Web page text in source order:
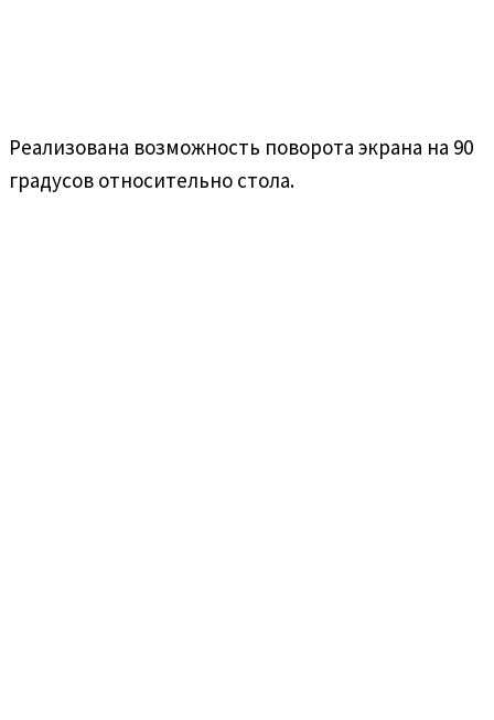
Реализована возможность поворота экрана на 90
градусов относительно стола.